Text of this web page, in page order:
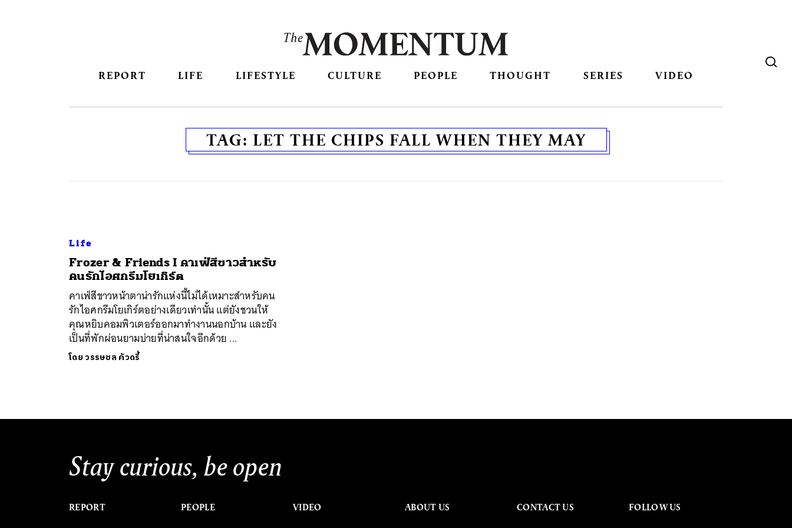
REPORT LIFE LIFESTYLE CULTURE PEOPLE THOUGHT SERIES VIDEO
TAG: LET THE CHIPS FALL WHEN THEY MAY
Life
Frozer & Friends I คาเฟ่สีขาวสำหรับ
คนรักไอศกรีมโยเกิร์ต
คาเฟ่สีขาวหน้าตาน่ารักแห่งนี้ไม่ได้เหมาะสำหรับคน
รักไอศกรีมโยเกิร์ตอย่างเดียวเท่านั้น แต่ยังชวนให้
คุณหยิบคอมพิวเตอร์ออกมาทำงานนอกบ้าน และยัง
เป็นที่พักผ่อนยามบ่ายที่น่าสนใจอีกด้วย ...
โดยวรรษชล คัวดรี้
Stay curious, be open
REPORT PEOPLE VIDEO ABOUT US CONTACT US FOLLOW US